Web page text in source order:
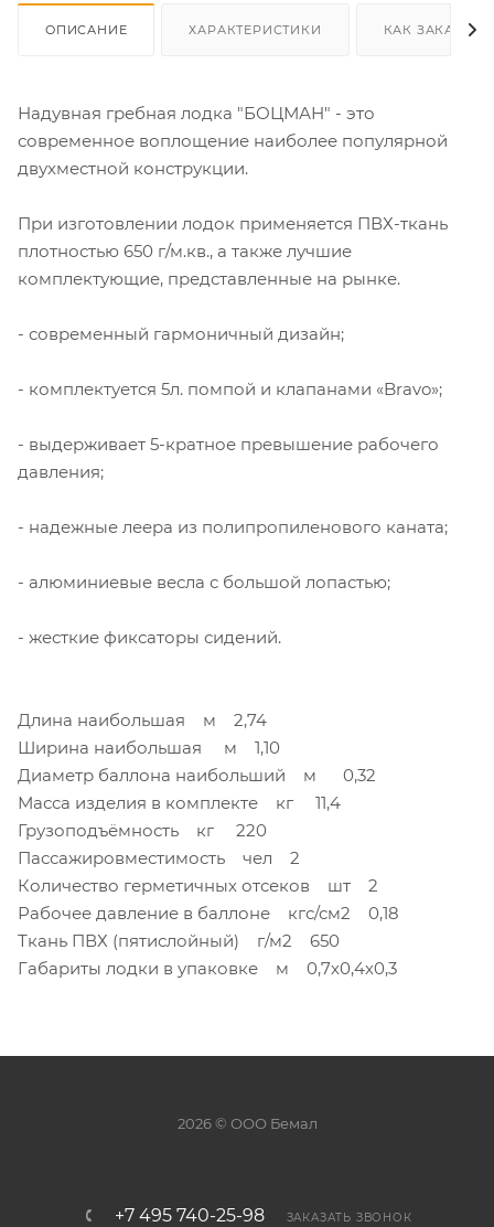
ОПИСАНИЕ ХАРАКТЕРИСТИКИ КАК ЗАКАЗАТЬ
Надувная гребная лодка "БОЦМАН" - это
современное воплощение наиболее популярной
двухместной конструкции.
При изготовлении лодок применяется ПВХ-ткань
плотностью 650 г/м.кв., а также лучшие
комплектующие, представленные на рынке.
- современный гармоничный дизайн;
- комплектуется 5л. помпой и клапанами «Bravo»;
- выдерживает 5-кратное превышение рабочего
давления;
- надежные леера из полипропиленового каната;
- алюминиевые весла с большой лопастью;
- жесткие фиксаторы сидений.
Длина наибольшая м 2,74
Ширина наибольшая м 1,10
Диаметр баллона наибольший м 0,32
Масса изделия в комплекте кг 11,4
Грузоподъёмность кг 220
Пассажировместимость чел 2
Количество герметичных отсеков шт 2
Рабочее давление в баллоне кгс/см2 0,18
Ткань ПВХ (пятислойный) г/м2 650
Габариты лодки в упаковке м 0,7х0,4х0,3
2026 © ООО Бемал
+7 495 740-25-98 ЗАКАЗАТЬ ЗВОНОК